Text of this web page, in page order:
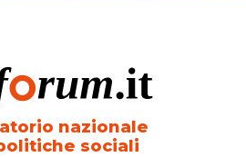
nazionale
sociali